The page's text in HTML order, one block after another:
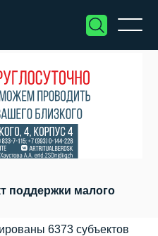
поддержки малого
6373 субъектов